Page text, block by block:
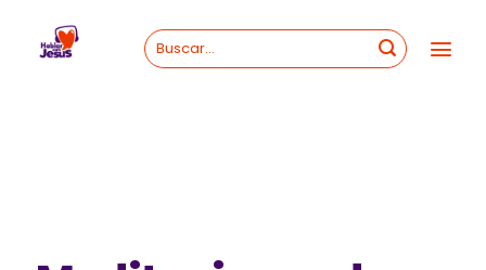
content